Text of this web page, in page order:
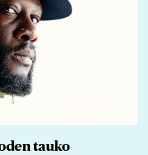
tauko